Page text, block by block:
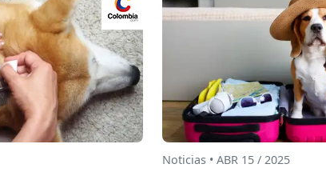
Noticias • ABR 15 / 2025